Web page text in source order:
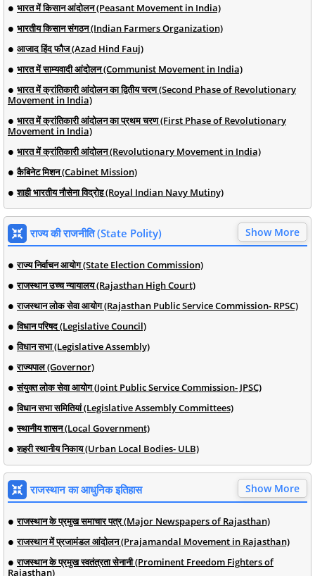
भारत में किसान आंदोलन (Peasant Movement in India)
भारतीय किसान संगठन (Indian Farmers Organization)
आजाद हिंद फौज (Azad Hind Fauj)
भारत में साम्यवादी आंदोलन (Communist Movement in India)
भारत में क्रांतिकारी आंदोलन का द्वितीय चरण (Second Phase of Revolutionary
Movement in India)
भारत में क्रांतिकारी आंदोलन का प्रथम चरण (First Phase of Revolutionary
Movement in India)
भारत में क्रांतिकारी आंदोलन (Revolutionary Movement in India)
कैबिनेट मिशन (Cabinet Mission)
शाही भारतीय नौसेना विद्रोह (Royal Indian Navy Mutiny)
राज्य की राजनीति (State Polity) Show More
राज्य निर्वाचन आयोग (State Election Commission)
राजस्थान उच्च न्यायालय (Rajasthan High Court)
राजस्थान लोक सेवा आयोग (Rajasthan Public Service Commission- RPSC)
विधान परिषद (Legislative Council)
विधान सभा (Legislative Assembly)
राज्यपाल (Governor)
संयुक्त लोक सेवा आयोग (Joint Public Service Commission- JPSC)
विधान सभा समितियां (Legislative Assembly Committees)
स्थानीय शासन (Local Government)
शहरी स्थानीय निकाय (Urban Local Bodies- ULB)
राजस्थान का आधुनिक इतिहास Show More
राजस्थान के प्रमुख समाचार पत्र (Major Newspapers of Rajasthan)
राजस्थान में प्रजामंडल आंदोलन (Prajamandal Movement in Rajasthan)
राजस्थान के प्रमुख स्वतंत्रता सेनानी (Prominent Freedom Fighters of
Rajasthan)